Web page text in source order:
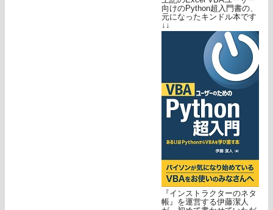
向けのPython超入門書の、
元になったキンドル本です
↓↓
『インストラクターのネタ
帳』を運営する伊藤潔人